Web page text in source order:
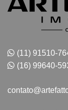
(11) 91510-
(16) 99640-